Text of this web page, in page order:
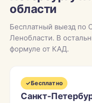
области
Бесплатный выезд по
Ленобласти. В
формуле от КАД.
✓Бесплатно
Санкт-